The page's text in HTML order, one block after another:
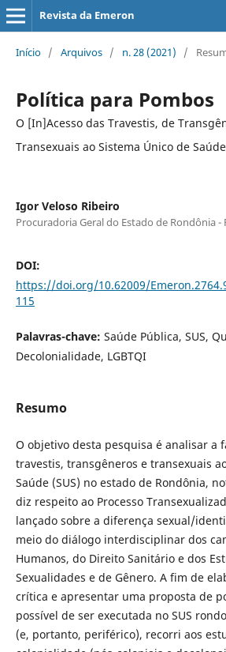
Revista da Emeron
Início / Arquivos / n. 28 (2021) /
Política para Pombos
O [In]Acesso das Travestis, de
Transexuais ao Sistema Único de
Igor Veloso Ribeiro
Procuradoria Geral do Estado de Rondônia -
DOI:
https://doi.org/10.62009/
115
Palavras-chave: Saúde Pública, SUS,
Decolonialidade, LGBTQI
Resumo
O objetivo desta pesquisa é analisar a
travestis, transgêneros e transexuais
Saúde (SUS) no estado de Rondônia,
diz respeito ao Processo
lançado sobre a diferença sexual/
meio do diálogo interdisciplinar dos
Humanos, do Direito Sanitário e dos
Sexualidades e de Gênero. A fim de
crítica e apresentar uma proposta de
possível de ser executada no SUS
(e, portanto, periférico), recorri aos